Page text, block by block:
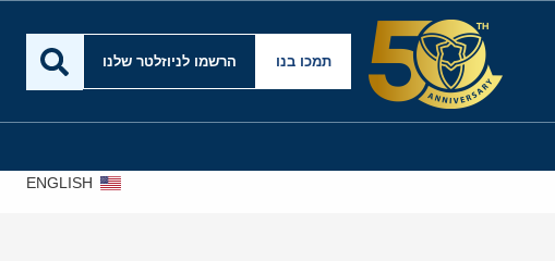
תמכו בנו הרשמו לניוזלטר שלנו
ENGLISH